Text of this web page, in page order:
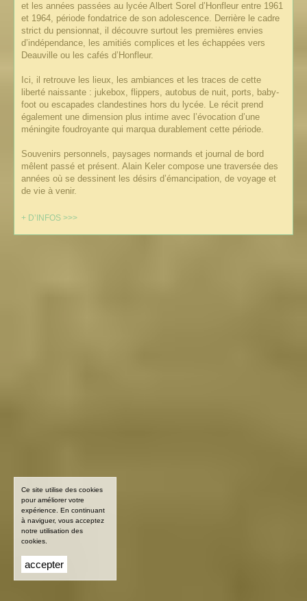
+ D’INFOS >>>
et les années passées au lycée Albert Sorel d’Honfleur entre 1961
et 1964, période fondatrice de son adolescence. Derrière le cadre
strict du pensionnat, il découvre surtout les premières envies
d’indépendance, les amitiés complices et les échappées vers
Deauville ou les cafés d’Honfleur.
Ici, il retrouve les lieux, les ambiances et les traces de cette
liberté naissante : jukebox, flippers, autobus de nuit, ports, baby-
foot ou escapades clandestines hors du lycée. Le récit prend
également une dimension plus intime avec l’évocation d’une
méningite foudroyante qui marqua durablement cette période.
Souvenirs personnels, paysages normands et journal de bord
mêlent passé et présent. Alain Keler compose une traversée des
années où se dessinent les désirs d’émancipation, de voyage et
de vie à venir.
Ce site utilise des cookies
pour améliorer votre
expérience. En continuant
à naviguer, vous acceptez
notre utilisation des
cookies.
accepter